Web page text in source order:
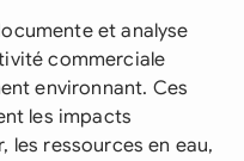
et analyse
commerciale
environnant. Ces
les impacts
les ressources en eau,